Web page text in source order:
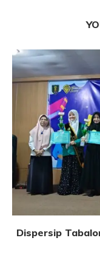
Dispersip